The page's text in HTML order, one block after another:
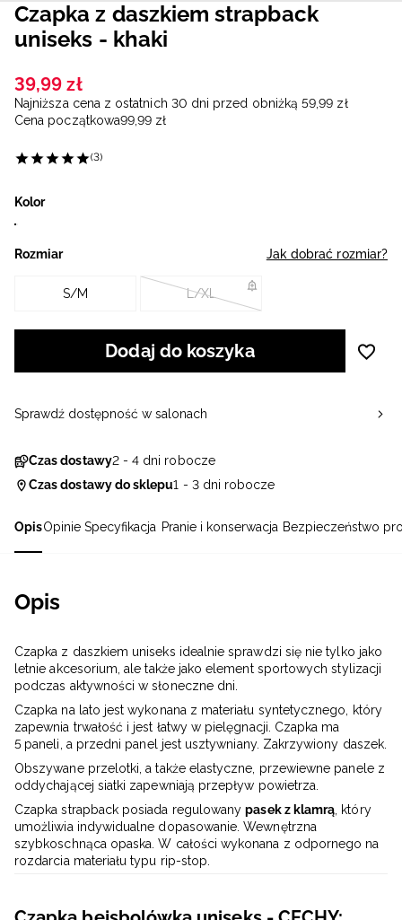
OpisOpinie Specyfikacja Pranie i konserwacja Bezpieczeństwo
Opis
Czapka z daszkiem uniseks idealnie sprawdzi się nie tylko jako
letnie akcesorium, ale także jako element sportowych stylizacji
podczas aktywności w słoneczne dni.
Czapka na lato jest wykonana z materiału syntetycznego, który
zapewnia trwałość i jest łatwy w pielęgnacji. Czapka ma
5 paneli, a przedni panel jest usztywniany. Zakrzywiony daszek.
Obszywane przelotki, a także elastyczne, przewiewne panele z
oddychającej siatki zapewniają przepływ powietrza.
Czapka strapback posiada regulowanypasek z klamrą, który
umożliwia indywidualne dopasowanie. Wewnętrzna
szybkoschnąca opaska. W całości wykonana z odpornego na
rozdarcia materiału typu rip-stop.
Czapka z daszkiem strapback
uniseks - khaki
39,99 zł
Najniższa cena z ostatnich 30 dni przed obniżką 59,99 zł
Cena początkowa99,99 zł
(3)
Kolor
Rozmiar Jak dobrać rozmiar?
S/M L/XL
Dodaj do koszyka
Czas dostawy2 - 4 dni robocze
Czas dostawy do sklepu1 - 3 dni robocze
Sprawdź dostępność w salonach